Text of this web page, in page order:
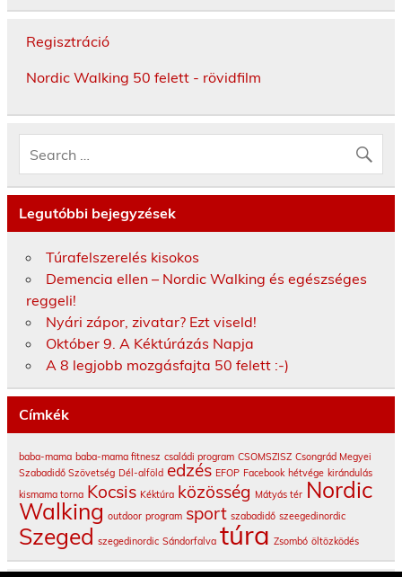
Regisztráció
Nordic Walking 50 felett - rövidfilm
Legutóbbi bejegyzések
Túrafelszerelés kisokos
Demencia ellen – Nordic Walking és egészséges
reggeli!
Nyári zápor, zivatar? Ezt viseld!
Október 9. A Kéktúrázás Napja
A 8 legjobb mozgásfajta 50 felett :-)
Címkék
baba-mama baba-mama fitnesz családi program CSOMSZISZ Csongrád Megyei
Szabadidő Szövetség Dél-alföld edzés EFOP Facebook hétvége kirándulás
kismama torna Kocsis Kéktúra közösség Mátyás tér Nordic
Walking outdoor program sport szabadidő szeegedinordic
Szeged szegedinordic Sándorfalva túra Zsombó öltözködés